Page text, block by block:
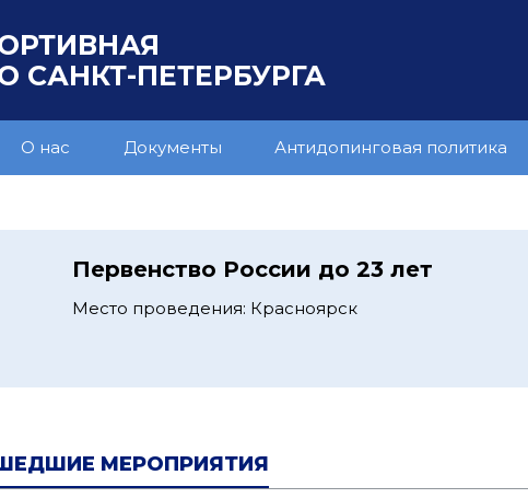
ПЕТЕРБУРГА
О нас Документы Антидопинговая политика
Первенство России до 23 лет
Место проведения: Красноярск
МЕРОПРИЯТИЯ